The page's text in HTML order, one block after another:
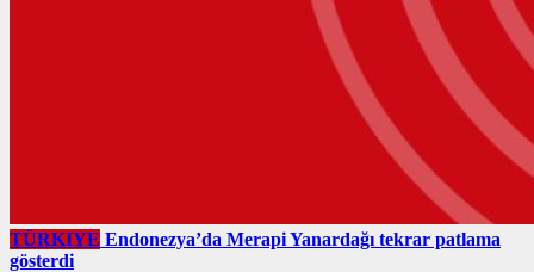
TÜRKIYE Endonezya’da Merapi Yanardağı tekrar patlama
gösterdi